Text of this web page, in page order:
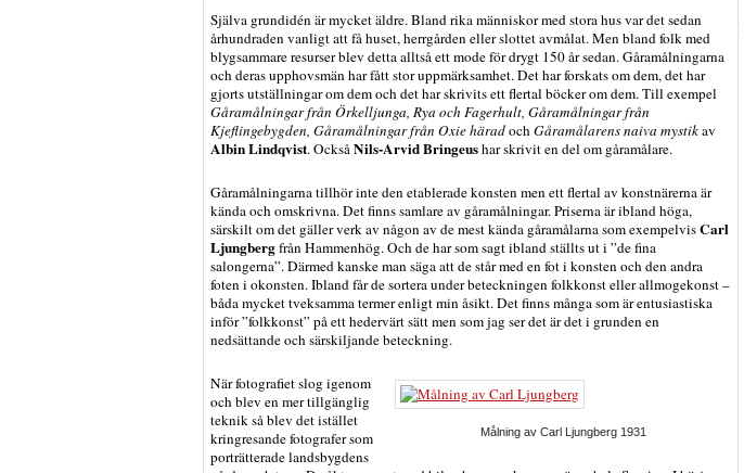
Själva grundidén är mycket äldre. Bland rika människor med stora hus var det sedan
århundraden vanligt att få huset, herrgården eller slottet avmålat. Men bland folk med
blygsammare resurser blev detta alltså ett mode för drygt 150 år sedan. Gåramålningarna
och deras upphovsmän har fått stor uppmärksamhet. Det har forskats om dem, det har
gjorts utställningar om dem och det har skrivits ett flertal böcker om dem. Till exempel
Gåramålningar från Örkelljunga, Rya och Fagerhult, Gåramålningar från
Kjeflingebygden, Gåramålningar från Oxie häradoch Gåramålarens naiva mystikav
Albin Lindqvist. Också Nils-Arvid Bringeushar skrivit en del om gåramålare.
Gåramålningarna tillhör inte den etablerade konsten men ett flertal av konstnärerna är
kända och omskrivna. Det finns samlare av gåramålningar. Priserna är ibland höga,
särskilt om det gäller verk av någon av de mest kända gåramålarna som exempelvisCarl
Ljungbergfrån Hammenhög. Och de har som sagt ibland ställts ut i ”de fina
salongerna”. Därmed kanske man säga att de står med en fot i konsten och den andra
foten i okonsten. Ibland får de sortera under beteckningen folkkonst eller allmogekonst –
båda mycket tveksamma termer enligt min åsikt. Det finns många som är entusiastiska
inför ”folkkonst” på ett hedervärt sätt men som jag ser det är det i grunden en
nedsättande och särskiljande beteckning.
Målning av Carl Ljungberg 1931
När fotografiet slog igenom
och blev en mer tillgänglig
teknik så blev det istället
kringresande fotografer som
porträtterade landsbygdens